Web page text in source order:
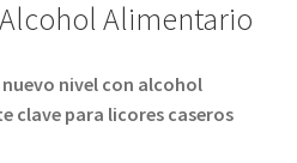
Alimentario
nivel con alcohol
clave para licores caseros